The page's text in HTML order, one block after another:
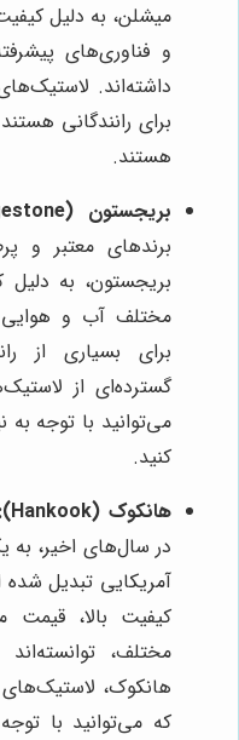
میشلن، به دلیل
و فناوری‌های
داشته‌اند.
برای رانندگانی
هستند.
بریجستون (Bridgestone):
برندهای معتبر و
بریجستون، به دلیل
مختلف آب و
برای بسیاری از
گسترده‌ای از
می‌توانید با توجه به
کنید.
هانکوک (Hankook):
در سال‌های اخیر، به
آمریکایی تبدیل
کیفیت بالا،
مختلف،
هانکوک، لاستیک‌های
که می‌توانید با